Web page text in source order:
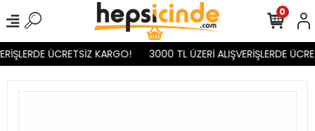
ÜCRETSİZ KARGO! 3000 TL ÜZERİ ALIŞVERİŞLERDE
0